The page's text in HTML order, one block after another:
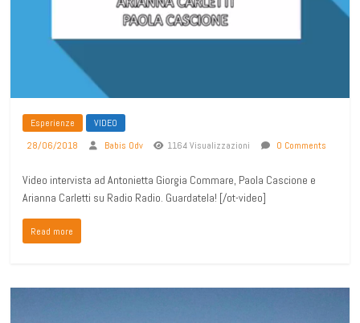
Esperienze
VIDEO
28/06/2018
Babis Odv 1164 Visualizzazioni 0 Comments
Video intervista ad Antonietta Giorgia Commare, Paola Cascione e
Arianna Carletti su Radio Radio. Guardatela! [/ot-video]
Read more